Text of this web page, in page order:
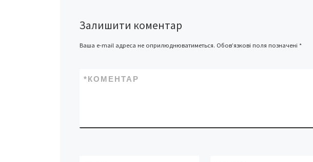
випадках неможливо.
Залишити коментар
Ваша e-mail адреса не оприлюднюватиметься. Обов’язкові поля позначені *
КОМЕНТАР
*